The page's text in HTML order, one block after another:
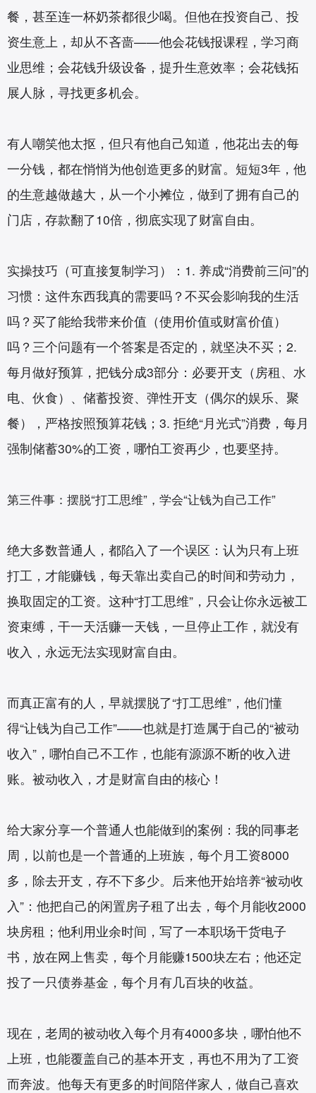
餐，甚至连一杯奶茶都很少喝。但他在投资自己、投
资生意上，却从不吝啬——他会花钱报课程，学习商
业思维；会花钱升级设备，提升生意效率；会花钱拓
展人脉，寻找更多机会。
有人嘲笑他太抠，但只有他自己知道，他花出去的每
一分钱，都在悄悄为他创造更多的财富。短短3年，他
的生意越做越大，从一个小摊位，做到了拥有自己的
门店，存款翻了10倍，彻底实现了财富自由。
实操技巧（可直接复制学习）：1. 养成“消费前三问”的
习惯：这件东西我真的需要吗？不买会影响我的生活
吗？买了能给我带来价值（使用价值或财富价值）
吗？三个问题有一个答案是否定的，就坚决不买；2.
每月做好预算，把钱分成3部分：必要开支（房租、水
电、伙食）、储蓄投资、弹性开支（偶尔的娱乐、聚
餐），严格按照预算花钱；3. 拒绝“月光式”消费，每月
强制储蓄30%的工资，哪怕工资再少，也要坚持。
第三件事：摆脱“打工思维”，学会“让钱为自己工作”
绝大多数普通人，都陷入了一个误区：认为只有上班
打工，才能赚钱，每天靠出卖自己的时间和劳动力，
换取固定的工资。这种“打工思维”，只会让你永远被工
资束缚，干一天活赚一天钱，一旦停止工作，就没有
收入，永远无法实现财富自由。
而真正富有的人，早就摆脱了“打工思维”，他们懂
得“让钱为自己工作”——也就是打造属于自己的“被动
收入”，哪怕自己不工作，也能有源源不断的收入进
账。被动收入，才是财富自由的核心！
给大家分享一个普通人也能做到的案例：我的同事老
周，以前也是一个普通的上班族，每个月工资8000
多，除去开支，存不下多少。后来他开始培养“被动收
入”：他把自己的闲置房子租了出去，每个月能收2000
块房租；他利用业余时间，写了一本职场干货电子
书，放在网上售卖，每个月能赚1500块左右；他还定
投了一只债券基金，每个月有几百块的收益。
现在，老周的被动收入每个月有4000多块，哪怕他不
上班，也能覆盖自己的基本开支，再也不用为了工资
而奔波。他每天有更多的时间陪伴家人，做自己喜欢